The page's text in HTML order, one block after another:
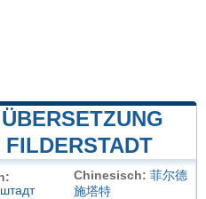
Chinesisch: 菲尔德
施塔特